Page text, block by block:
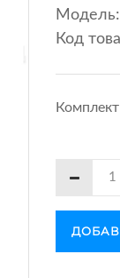
Модель:
Код